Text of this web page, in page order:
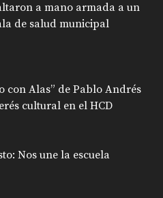
a mano armada a un
de salud municipal
con Alas” de Pablo Andrés
cultural en el HCD
Nos une la escuela